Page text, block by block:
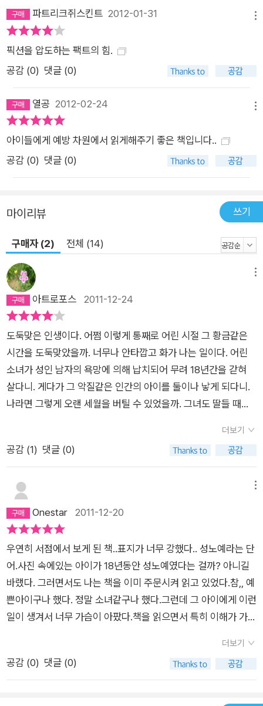
에 있는 울타리로 둘러쳐진 정원의 몇몇 가건물 사이를 옮겨 다니
며 처참하게 생활해야 했다. 어린 나이에 납치된 제이시 두가드는
납치범한테 성적 학대를 받으면서도 극도의 외로움을 그 남자에
나중에는 가리도가 와주길 기다리기까지 한다. 또한 가리도는 그
고, 그녀가 아니면 다른 사람에게 해를 끼칠 거라고 터무니없는
소리를 해댔고, 가리도의 부인 낸시까지도 그녀에게 가리도를 도
와주라고 항상 떠벌렸다. 결국 두 딸까지 낳은 제이시는 딸들을
위해 탈출을 포기하고 언젠가는 엄마를 만날 거라는 희망을 안고
자식을 위해 감내하며 살게 된다. ■ 암담했지만 끝내 버릴 수 없
도의 피해망상증은 날로 심해져가다 결국에는 몰락에 이르게 된
집을 방문해오고 있던 중 드디어 수상한 낌새를 차린 보호관찰관
들에 의해 비밀이 드러나게 된 것이다. 18년을 한 가족처럼 살아
온 제이시 두가드는 처음에는 자신의 이름을 밝히기를 두려워하
다 마침내 18년간 숨겨온 자신의 이름을 종이에 적는다. 끔찍했
던 감금 생활 동안 느껴야 했던 두려움, 외로움, 막막함을 이겨내
고 온전한 정신으로 다시 세상 앞에 선 제이시 두가드. 그녀가 강
한 정신력으로 버틸 수 있었던 건 언젠가 엄마를 다시 만날 수 있
을 거라는 희망과 자신을 믿고 의지하는 두 딸들 때문이었다. 가
족도, 친구도 없이 살아야 했던 그녀에게는 애완동물들이 큰 힘이
되어주었다. 《도둑맞은 인생》의 곳곳에는 그녀가 길렀던 고양이,
얼굴도 희미해져 기억나지 않았지만 엄마를 다시 볼 수 있을 거라
는 희망의 끈을 놓지 않았다. 그리고 매 순간 아이들을 위해 최선
을 다하며 생활한 기록이 책 속에 들어 있다. 5학년까지밖에 교육
을 받지 못했지만 가리도의 인쇄 사업을 거의 도맡아 생활을 꾸리
어 공부시켰다. 제이시 두가드, 그녀의 인생은 파렴치한 납치범으
로 인해 어느 부분 도둑맞았으나, 결코 인생을 포기하지 않은 그
녀 스스로의 노력 덕분에 온전히 지켜낼 수 있었다. ■ 필립 가리
도 431년 형, 아내 낸시 가리도 36년 형 선고! 2009년 8월 26
일, 마침내 감금 생활에서 풀려난 제이시 두가드. 그녀는 현재 두
딸과 함께 행복하게 살고 있다. 그렇게 원했던 운전면허증을 딴
그녀는 두 딸들을 학교까지 데려다주고 도시락을 싸주며 그 전에
느껴보지 못했던 평범한 일상에 큰 기쁨을 느끼고 있다. 아울러 1
8년 만에 만난 엄마와 여동생, 이모와 함께 평범한 가족들이 나누
파트리크쥐스킨트 2012-01-31
픽션을 압도하는 팩트의 힘.
공감 (0) 댓글 (0)
열공 2012-02-24
아이들에게 예방 차원에서 읽게해주기 좋은 책입니다..
공감 (0) 댓글 (0)
마이리뷰 쓰기
구매자 (2) 전체 (14)
아트로포스 2011-12-24
도둑맞은 인생이다. 어쩜 이렇게 통째로 어린 시절 그 황금같은
시간을 도둑맞았을까. 너무나 안타깝고 화가 나는 일이다. 어린
소녀가 성인 남자의 욕망에 의해 납치되어 무려 18년간을 갇혀
살다니. 게다가 그 악질같은 인간의 아이를 둘이나 낳게 되다니.
나라면 그렇게 오랜 세월을 버틸 수 있었을까. 그녀도 딸들 때문
는 1991년 6월에 불과 11세에 납치되었다가 2009년 8월 26일
에 자유의 몸이 되었다. 살아있었던 것이 기적같은 일이었다. 보
때문이다. 내딸이 12살인데 이건 말도 안되는 일이다. 다 큰 성인
남자가 어떻게 어린 여자아이를 범할 수 있는가. 그것도 18년간
을 갇혀살게 하면서. 마약이라도 하는 날에는 '달리기'라는 요상
용기를 가지게 되었을까. 풀려난지 2년뒤에 이렇게 직접 자신이
겪은 일을 책으로 냈다는 것은 그녀가 무척 똑똑한 사람이라는 반
증이다. 일반인들도 글을 쓰기가 어려운데 제대로 교육도 받지 않
았고 어린 시절에 배워두었던 영어실력으로 이렇게 글을 쓰게 되
었으니 말이다. 만약 납치되지 않았다면 의사나 변호사가 되어 있
을 정도로 똑똑한 아이였을 것이다. 한 아이의 인생과 영혼을 파
괴시켜버린 짐승같은 인간의 이름은 필립 가리도. 그는 이미 성범
더보기
공감 (1) 댓글 (0)
Onestar 2011-12-20
우연히 서점에서 보게 된 책..표지가 너무 강했다.. 성노예라는 단
어.사진 속에있는 아이가 18년동안 성노예였다는 걸까? 아니길
바랬다. 그러면서도 나는 책을 이미 주문시켜 읽고 있었다.참,, 예
쁜아이구나 했다. 정말 소녀같구나 했다.그런데 그 아이에게 이런
일이 생겨서 너무 가슴이 아팠다.책을 읽으면서 특히 이해가 가지
납치해서 가족처럼 지내길 바란다?,,이해할 수 없는 부분이었다.
하지만, 그러면서도 아이가 잘 지낼 수있게 도와준 부분에 대해서
이었고, 납치범이 아이가 낳은 아이에게 잘 대해줘서 다행이라고
더보기
공감 (0) 댓글 (0)